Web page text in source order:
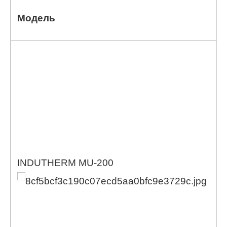
Модель
INDUTHERM MU-200